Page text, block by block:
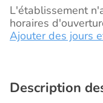
L'établissement
horaires
Ajouter des jours
Description